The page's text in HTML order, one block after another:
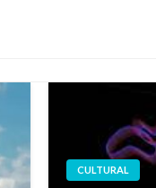
CULTURAL